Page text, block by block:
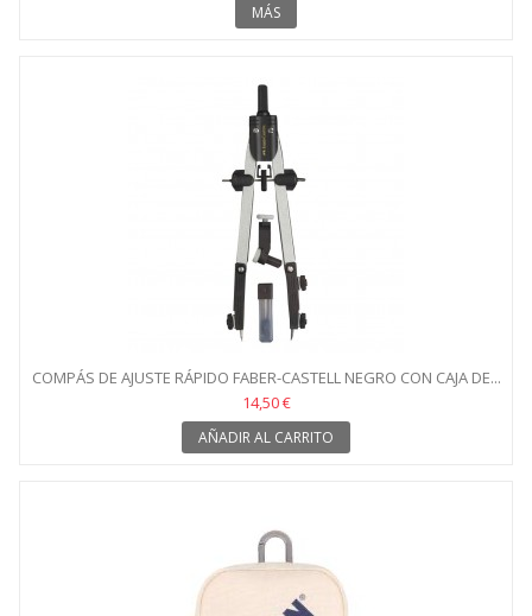
MÁS
COMPÁS DE AJUSTE RÁPIDO FABER-CASTELL NEGRO CON CAJA DE...
14,50 €
AÑADIR AL CARRITO